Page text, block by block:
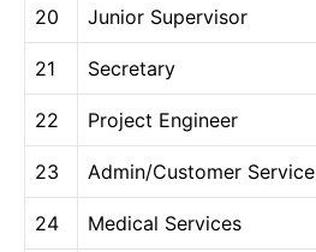
20 Junior Supervisor
21 Secretary
22 Project Engineer
23 Admin/Customer Service
24 Medical Services